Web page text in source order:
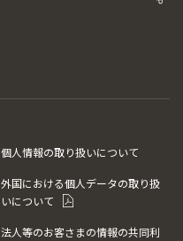
個人情報の取り扱いについて
外国における個人データの取り扱
いについて
法人等のお客さまの情報の共同利